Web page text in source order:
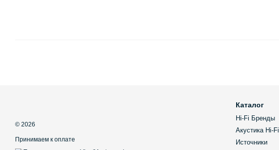
© 2026
Принимаем к оплате
Каталог
Hi-Fi Бренды
Акустика Hi-Fi
Источники